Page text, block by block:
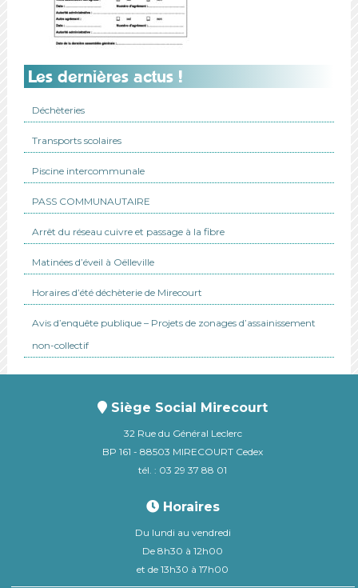
Les dernières actus !
Déchèteries
Transports scolaires
Piscine intercommunale
PASS COMMUNAUTAIRE
Arrêt du réseau cuivre et passage à la fibre
Matinées d’éveil à Oëlleville
Horaires d’été déchèterie de Mirecourt
Avis d’enquête publique – Projets de zonages d’assainissement
non-collectif
Siège Social Mirecourt
32 Rue du Général Leclerc
BP 161 - 88503 MIRECOURT Cedex
tél. : 03 29 37 88 01
Horaires
Du lundi au vendredi
De 8h30 à 12h00
et de 13h30 à 17h00